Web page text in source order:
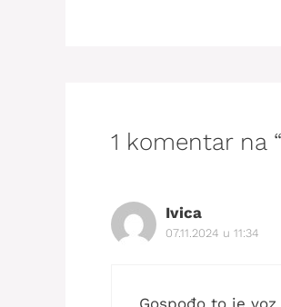
1 komentar na
Ivica
07.11.2024 u 11:34